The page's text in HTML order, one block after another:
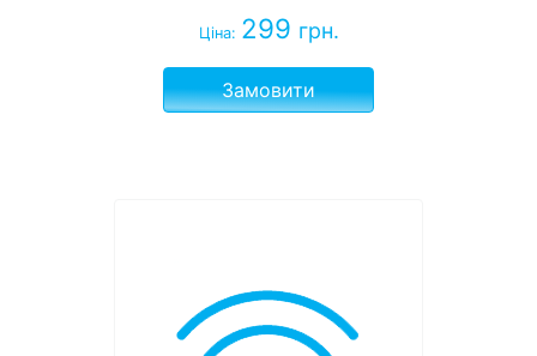
Ціна: 299 грн.
Замовити